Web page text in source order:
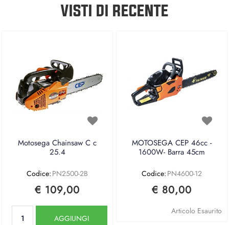
VISTI DI RECENTE
Motosega Chainsaw C c
25.4
Codice: PN2500-2B
€ 109,00
AGGIUNGI
MOTOSEGA CEP 46cc -
1600W- Barra 45cm
Codice: PN4600-12
€ 80,00
Articolo Esaurito